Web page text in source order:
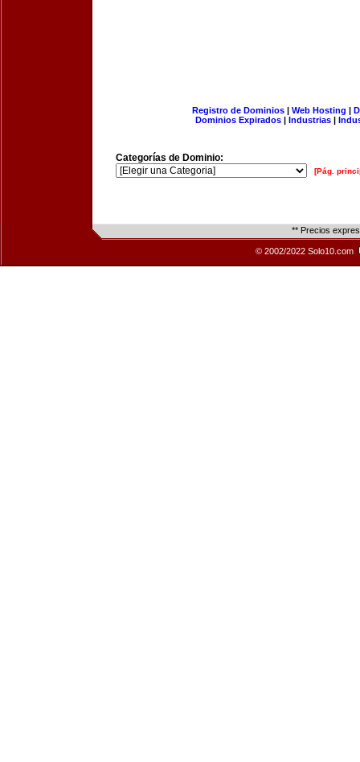
Registro de Dominios| Web Hosting |
Dominios Expirados | Industrias |
Categorías de Dominio:
[Pág.
** Precios
© 2002/2022 Solo10.com